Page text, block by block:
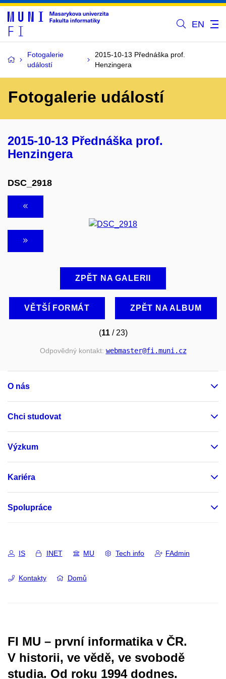
EN
Fotogalerie
událostí
2015-10-13 Přednáška prof.
Henzingera
Fotogalerie událostí
2015-10-13 Přednáška prof.
Henzingera
DSC_2918
ZPĚT NA GALERII
VĚTŠÍ FORMÁT ZPĚT NA ALBUM
(11/ 23)
Odpovědný kontakt: webmaster@fi.muni.cz
O nás
Chci studovat
Výzkum
Kariéra
Spolupráce
IS INET MU Tech info FAdmin
Kontakty Domů
FI MU – první informatika v ČR.
V historii, ve vědě, ve svobodě
studia. Od roku 1994 dodnes.